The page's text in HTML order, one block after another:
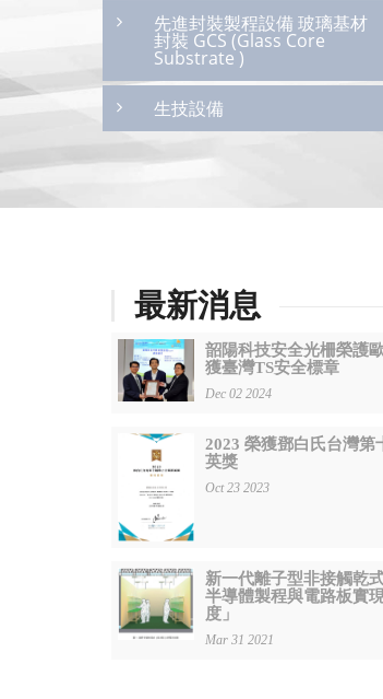
先進封裝製程設備 玻璃基材
封裝 GCS (Glass Core
Substrate )
生技設備
最新消息
韶陽科技安全光柵榮護
獲臺灣TS安全標章
Dec 02 2024
2023 榮獲鄧白氏台灣第
英獎
Oct 23 2023
新一代離子型非接觸乾
半導體製程與電路板實
度」
Mar 31 2021